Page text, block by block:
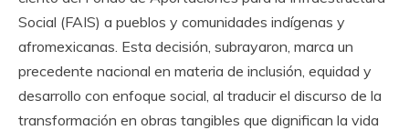
Social (FAIS) a pueblos y comunidades indígenas y
afromexicanas. Esta decisión, subrayaron, marca un
precedente nacional en materia de inclusión, equidad y
desarrollo con enfoque social, al traducir el discurso de la
transformación en obras tangibles que dignifican la vida